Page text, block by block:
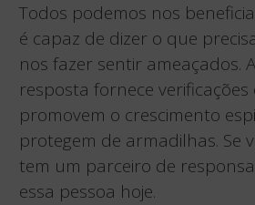
Todos podemos nos
é capaz de dizer o que
nos fazer sentir ameaçados.
resposta fornece
promovem o crescimento
protegem de armadilhas. Se
tem um parceiro de
essa pessoa hoje.